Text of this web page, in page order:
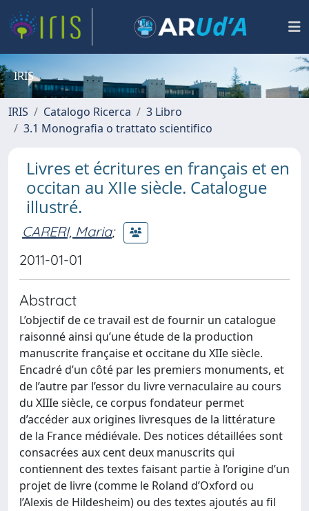
IRIS
IRIS Catalogo Ricerca
3 Libro
3.1 Monografia o trattato scientifico
Livres et écritures en français et en
occitan au XIIe siècle. Catalogue
illustré.
CARERI, Maria;
2011-01-01
Abstract
L’objectif de ce travail est de fournir un catalogue
raisonné ainsi qu’une étude de la production
manuscrite française et occitane du XIIe siècle.
Encadré d’un côté par les premiers monuments, et
de l’autre par l’essor du livre vernaculaire au cours
du XIIIe siècle, ce corpus fondateur permet
d’accéder aux origines livresques de la littérature
de la France médiévale. Des notices détaillées sont
consacrées aux cent deux manuscrits qui
contiennent des textes faisant partie à l’origine d’un
projet de livre (comme le Roland d’Oxford ou
l’Alexis de Hildesheim) ou des textes ajoutés au fil